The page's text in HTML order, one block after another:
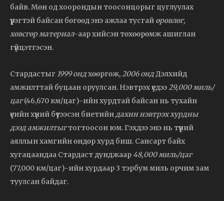
байв. Мөн од хоорондын тоосонцорыг цуглуулах
үүрэгтэй байсан бөгөөд энэ ажлаа тусгай өрөвлөг,
хөвсгөр материал-аар хийсэн төхөөрөмж ашиглан
гүйцэтгэсэн.
Стардастыг 1999 ондхөөргөж,2006 ондДэлхийд
амжилттай буцаан оруулсан. Нэвтрэх үедээ29,000 миль/
цаг(46,670 км/цаг)-ийн хурдтай байсан нь тухайн
үеийн хүний бүтээсэн биетийндахин нэвтрэх хурдны
дээд амжилтыгтогтоосон юм. Гэхдээ энэ нь түүний
аяллын хамгийн өндөр хурд биш. Сансарт байх
хугацаандаа Стардаст дунджаар 48,000 миль/цаг
(77,000 км/цаг)-ийн хурдаар 3 тэрбум миль орчим зам
туулсан байдаг.